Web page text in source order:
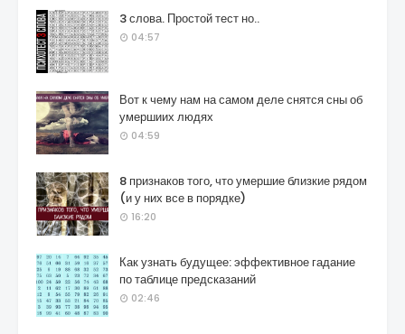
3 слова. Простой тест но..
04:57
Вот к чему нам на самом деле снятся сны об
умершиих людях
04:59
8 признаков того, что умершие близкие рядом
(и у них все в порядке)
16:20
Как узнать будущее: эффективное гадание
по таблице предсказаний
02:46